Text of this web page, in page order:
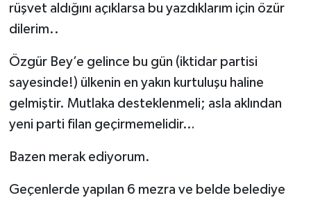
rüşvet aldığını açıklarsa bu yazdıklarım için özür
dilerim..
Özgür Bey’e gelince bu gün (iktidar partisi
sayesinde!) ülkenin en yakın kurtuluşu haline
gelmiştir. Mutlaka desteklenmeli; asla aklından
yeni parti filan geçirmemelidir…
Bazen merak ediyorum.
Geçenlerde yapılan 6 mezra ve belde belediye